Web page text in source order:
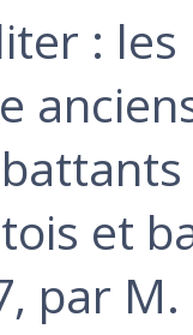
:
et
par